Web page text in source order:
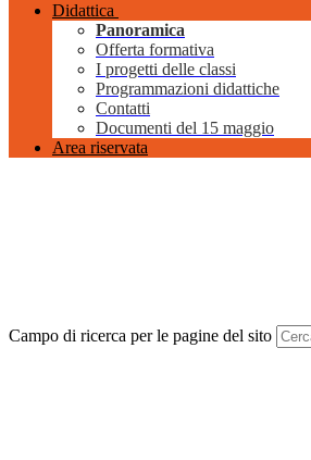
Didattica
Panoramica
Offerta formativa
I progetti delle classi
Programmazioni didattiche
Contatti
Documenti del 15 maggio
Area riservata
Campo di ricerca per le pagine del sito